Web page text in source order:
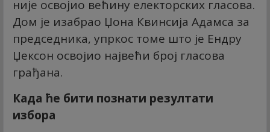
није освојио већину електорских гласова.
Дом је изабрао Џона Квинсија Адамса за
председника, упркос томе што је Ендру
Џексон освојио највећи број гласова
грађана.
Када ће бити познати резултати
избора